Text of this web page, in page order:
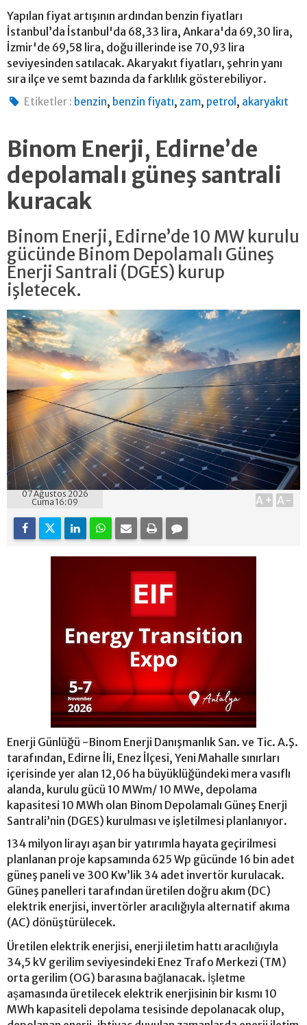
Yapılan fiyat artışının ardından benzin fiyatları
İstanbul’da İstanbul'da 68,33 lira, Ankara'da 69,30 lira,
İzmir'de 69,58 lira, doğu illerinde ise 70,93 lira
seviyesinden satılacak. Akaryakıt fiyatları, şehrin yanı
sıra ilçe ve semt bazında da farklılık gösterebiliyor.
Etiketler : benzin, benzin fiyatı, zam, petrol , akaryakıt
Binom Enerji, Edirne’de
depolamalı güneş santrali
kuracak
Binom Enerji, Edirne’de 10 MW kurulu
gücünde Binom Depolamalı Güneş
Enerji Santrali (DGES) kurup
işletecek.
07 Ağustos 2026
Cuma 16:09
A+ A-
Enerji Günlüğü -Binom Enerji Danışmanlık San. ve Tic. A.Ş.
tarafından, Edirne İli, Enez İlçesi, Yeni Mahalle sınırları
içerisinde yer alan 12,06 ha büyüklüğündeki mera vasıflı
alanda, kurulu gücü 10 MWm/ 10 MWe, depolama
kapasitesi 10 MWh olan Binom Depolamalı Güneş Enerji
Santrali’nin (DGES) kurulması ve işletilmesi planlanıyor.
134 milyon lirayı aşan bir yatırımla hayata geçirilmesi
planlanan proje kapsamında 625 Wp gücünde 16 bin adet
güneş paneli ve 300 Kw’lik 34 adet invertör kurulacak.
Güneş panelleri tarafından üretilen doğru akım (DC)
elektrik enerjisi, invertörler aracılığıyla alternatif akıma
(AC) dönüştürülecek.
Üretilen elektrik enerjisi, enerji iletim hattı aracılığıyla
34,5 kV gerilim seviyesindeki Enez Trafo Merkezi (TM)
orta gerilim (OG) barasına bağlanacak. İşletme
aşamasında üretilecek elektrik enerjisinin bir kısmı 10
MWh kapasiteli depolama tesisinde depolanacak olup,